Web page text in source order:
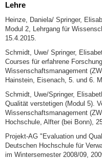
Lehre
Heinze, Daniela/ Springer,
Modul 2, Lehrgang für
15.4.2015.
Schmidt, Uwe/ Springer,
Courses für erfahrene
Wissenschaftsmanagement
Hainstein, Eisenach, 5. und 6.
Schmidt, Uwe/Springer,
Qualität verstetigen (Modul 5).
Wissenschaftsmanagement
Hochschule, Alfter (bei Bonn),
Projekt-AG "Evaluation und
Deutschen Hochschule für
im Wintersemester 2008/09,